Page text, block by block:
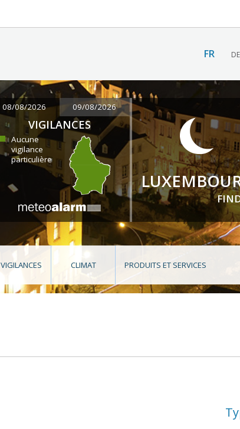
FR DE
08/08/2026 09/08/2026
VIGILANCES
Aucune
vigilance
particulière
VIGILANCES CLIMAT PRODUITS ET SERVICES